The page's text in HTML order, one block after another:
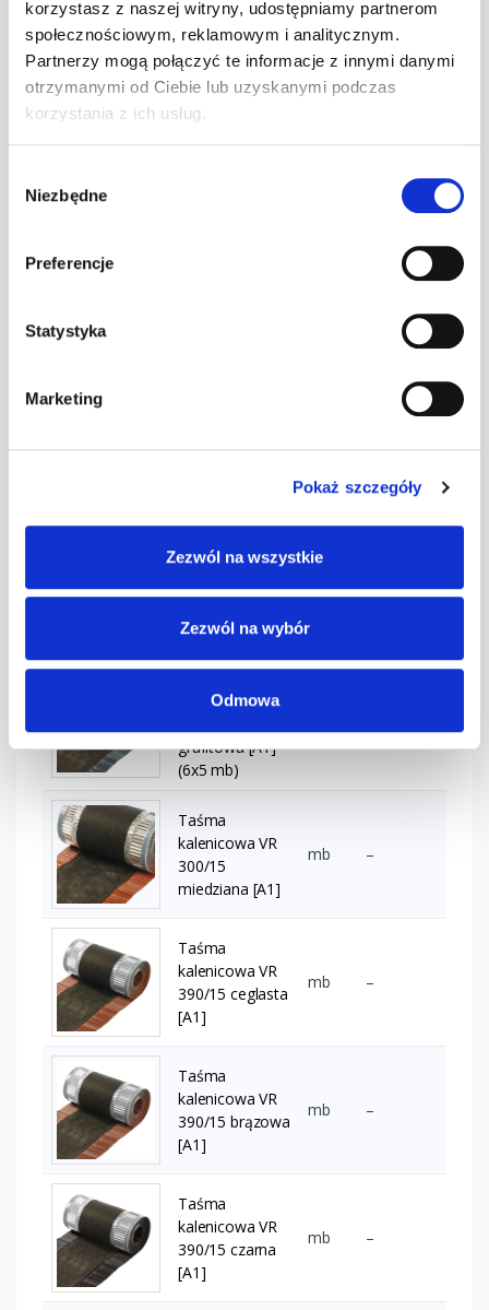
korzystasz z naszej witryny, udostępniamy partnerom
społecznościowym, reklamowym i analitycznym.
Partnerzy mogą połączyć te informacje z innymi danymi
otrzymanymi od Ciebie lub uzyskanymi podczas
korzystania z ich usług.
zgody
Niezbędne
Preferencje
Statystyka
Marketing
Pokaż szczegóły
Zezwól na wszystkie
Zezwól na wybór
Odmowa
Taśma
kalenicowa VR
300/15 brązowa
[A1] (6x5 mb)
mb –
300/15
mb –
kalenicowa VR
300/15
[A1] (6x5 mb)
mb –
kalenicowa VR
grafitowa [A1]
(6x5 mb)
Taśma
kalenicowa VR
300/15
miedziana [A1]
mb –
Taśma
kalenicowa VR
390/15 ceglasta
[A1]
mb –
Taśma
kalenicowa VR
390/15 brązowa
[A1]
mb –
Taśma
kalenicowa VR
390/15 czarna
[A1]
mb –